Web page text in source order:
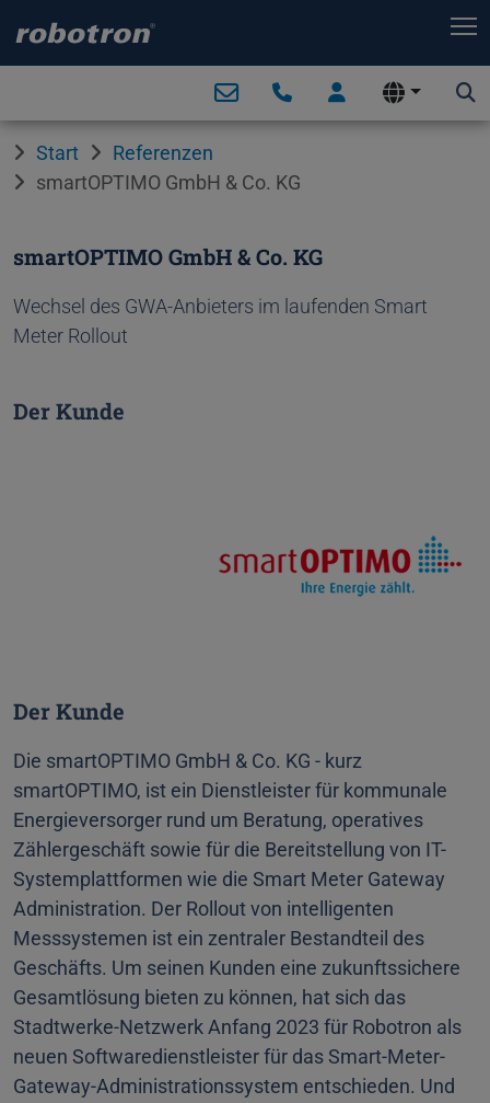
Start
Referenzen
smartOPTIMO GmbH & Co. KG
smartOPTIMO GmbH & Co. KG
Wechsel des GWA-Anbieters im laufenden Smart
Meter Rollout
Der Kunde
Der Kunde
Die smartOPTIMO GmbH & Co. KG - kurz
smartOPTIMO, ist ein Dienstleister für kommunale
Energieversorger rund um Beratung, operatives
Zählergeschäft sowie für die Bereitstellung von IT-
Systemplattformen wie die Smart Meter Gateway
Administration. Der Rollout von intelligenten
Messsystemen ist ein zentraler Bestandteil des
Geschäfts. Um seinen Kunden eine zukunftssichere
Gesamtlösung bieten zu können, hat sich das
Stadtwerke-Netzwerk Anfang 2023 für Robotron als
neuen Softwaredienstleister für das Smart-Meter-
Gateway-Administrationssystem entschieden. Und